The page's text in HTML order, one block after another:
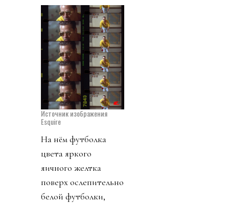
высокая дверь из
цельного листа, по
обе стороны —
такие же высокие
стеклянные окна, а
может, уже стены,
так что видно всю
сцену целиком: он
мягко показывает
собакам, чтобы сели,
щель в двери кричит